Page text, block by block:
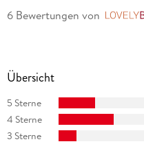
6 Bewertungen von
Übersicht
5 Sterne
4 Sterne
3 Sterne